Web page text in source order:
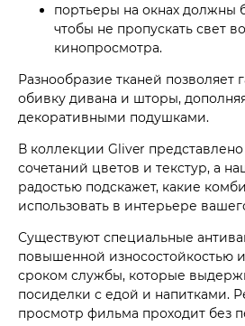
портьеры на окнах должны
чтобы не пропускать свет
кинопросмотра.
Разнообразие тканей позволяет
обивку дивана и шторы,
декоративными подушками.
В коллекции Gliver представлено
сочетаний цветов и текстур, а
радостью подскажет, какие
использовать в интерьере
Существуют специальные
повышенной износостойкостью
сроком службы, которые
посиделки с едой и напитками.
просмотр фильма проходит без